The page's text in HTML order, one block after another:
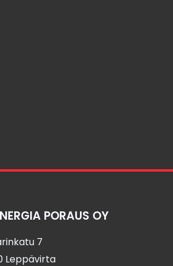
PORAUS OY
7
Leppävirta